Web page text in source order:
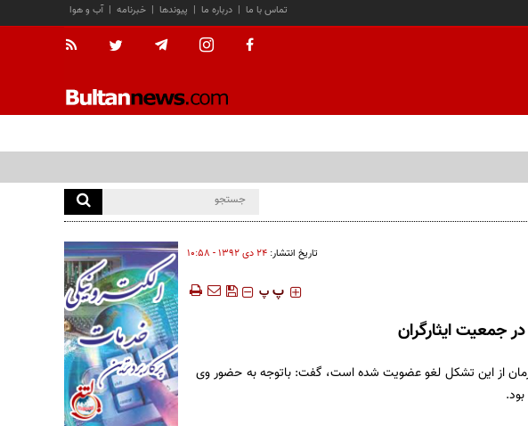
آب و هوا | خبرنامه | پیوندها | درباره ما | تماس با ما
تاریخ انتشار: ۲۴ دی ۱۳۹۲ - ۱۰:۵۸
‍‍‍ پ پ
جمعیت ایثارگران
از این تشکل لغو عضویت شده است، گفت: باتوجه به حضور وی